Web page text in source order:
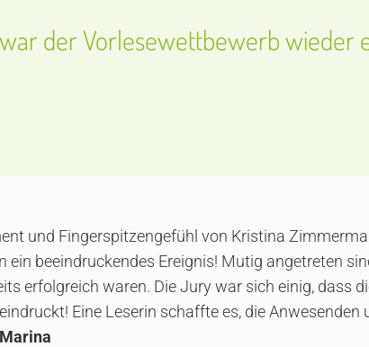
der Vorlesewettbewerb wieder
und Fingerspitzengefühl von Kristina
beeindruckendes Ereignis! Mutig angetreten
erfolgreich waren. Die Jury war sich einig, dass
Eine Leserin schaffte es, die Anwesenden
Marina